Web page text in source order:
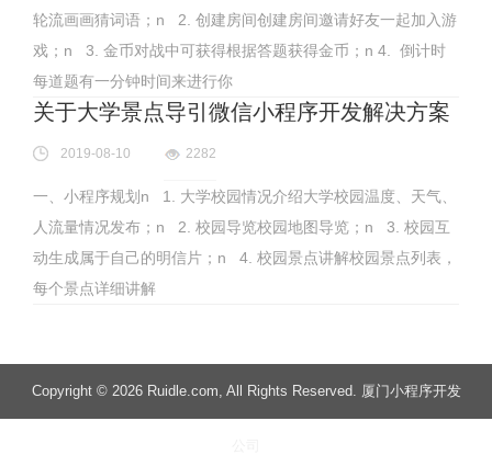
轮流画画猜词语；n 2. 创建房间创建房间邀请好友一起加入游
戏；n 3. 金币对战中可获得根据答题获得金币；n 4. 倒计时
每道题有一分钟时间来进行你
关于大学景点导引微信小程序开发解决方案
2019-08-10 2282
一、小程序规划n 1. 大学校园情况介绍大学校园温度、天气、
人流量情况发布；n 2. 校园导览校园地图导览；n 3. 校园互
动生成属于自己的明信片；n 4. 校园景点讲解校园景点列表，
每个景点详细讲解
Copyright © 2026 Ruidle.com, All Rights Reserved. 厦门小程序开发